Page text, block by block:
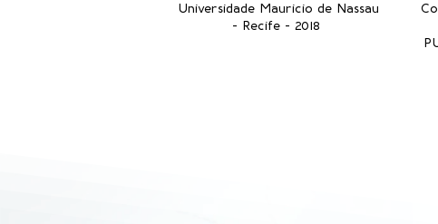
Universidade Mauricio de Nassau
- Recife - 2018